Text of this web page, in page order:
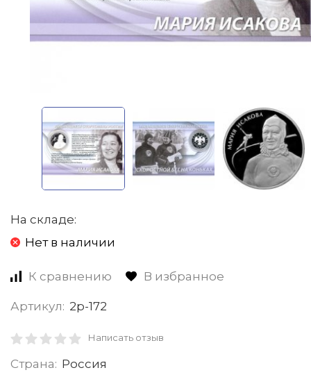
На складе:
Нет в наличии
К сравнению В избранное
Артикул: 2р-172
Написать отзыв
Страна: Россия